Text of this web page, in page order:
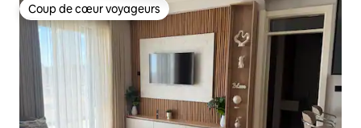
Coup de cœur voyageurs
Coup de cœur voyageurs